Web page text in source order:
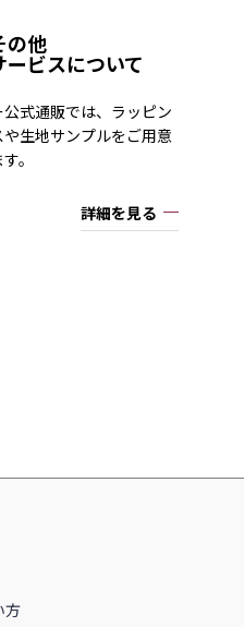
の他
ービスについて
式通販では、ラッピン
生地サンプルをご用意
。
詳細を見る
方